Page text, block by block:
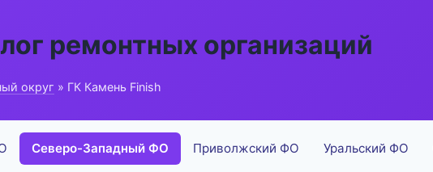
ремонтных организаций
округ » ГК Камень Finish
Северо-Западный ФО Приволжский ФО Уральский ФО